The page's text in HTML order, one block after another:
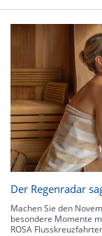
Der Regenradar
Machen Sie den
besondere Momente
ROSA